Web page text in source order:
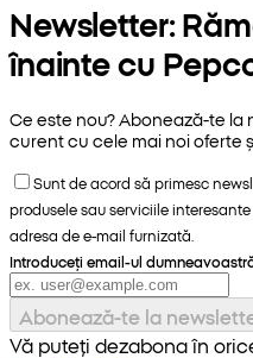
Newsletter:
înainte cu
Ce este nou? Abonează-te
curent cu cele mai noi oferte
Sunt de acord să primesc
produsele sau serviciile
adresa de e-mail furnizată.
Introduceți email-ul
Abonează-te la
Vă puteți dezabona în